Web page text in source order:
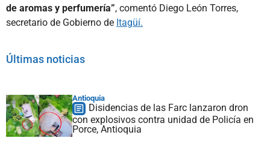
de aromas y perfumería”, comentó Diego León Torres,
secretario de Gobierno de Itagüí.
Últimas noticias
Antioquia
Disidencias de las Farc lanzaron dron
con explosivos contra unidad de Policía en
Porce, Antioquia